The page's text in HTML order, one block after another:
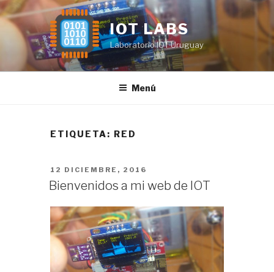
Saltar
al
contenido
IOT LABS
Laboratorio IOT Uruguay
Menú
ETIQUETA: RED
PUBLICADO
EL
12 DICIEMBRE, 2016
Bienvenidos a mi web de IOT